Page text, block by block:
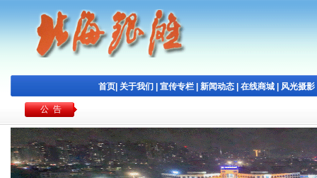
首页 关于我们 宣传专栏 新闻动态 在线商城 风光摄影
公 告